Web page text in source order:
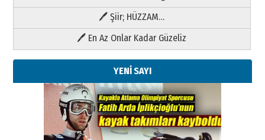
🖊 Şiir; HÜZZAM…
🖊 En Az Onlar Kadar Güzeliz
YENİ SAYI